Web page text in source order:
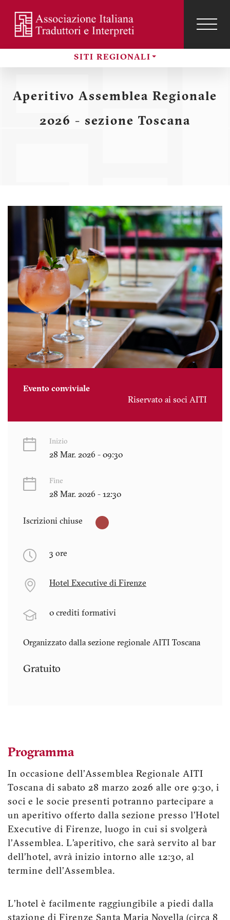
contenuto
principale
SITI REGIONALI
Menu
profilo
utente
Aperitivo Assemblea Regionale
2026 - sezione Toscana
Evento conviviale
Riservato ai soci AITI
Inizio
28 Mar. 2026 - 09:30
Fine
28 Mar. 2026 - 12:30
Iscrizioni chiuse
3 ore
Hotel Executive di Firenze
0 crediti formativi
Organizzato dalla sezione regionale AITI Toscana
Gratuito
Programma
In occasione dell’Assemblea Regionale AITI
Toscana di sabato 28 marzo 2026 alle ore 9:30, i
soci e le socie presenti potranno partecipare a
un aperitivo offerto dalla sezione presso l’Hotel
Executive di Firenze, luogo in cui si svolgerà
l’Assemblea. L’aperitivo, che sarà servito al bar
dell’hotel, avrà inizio intorno alle 12:30, al
termine dell’Assemblea.
L’hotel è facilmente raggiungibile a piedi dalla